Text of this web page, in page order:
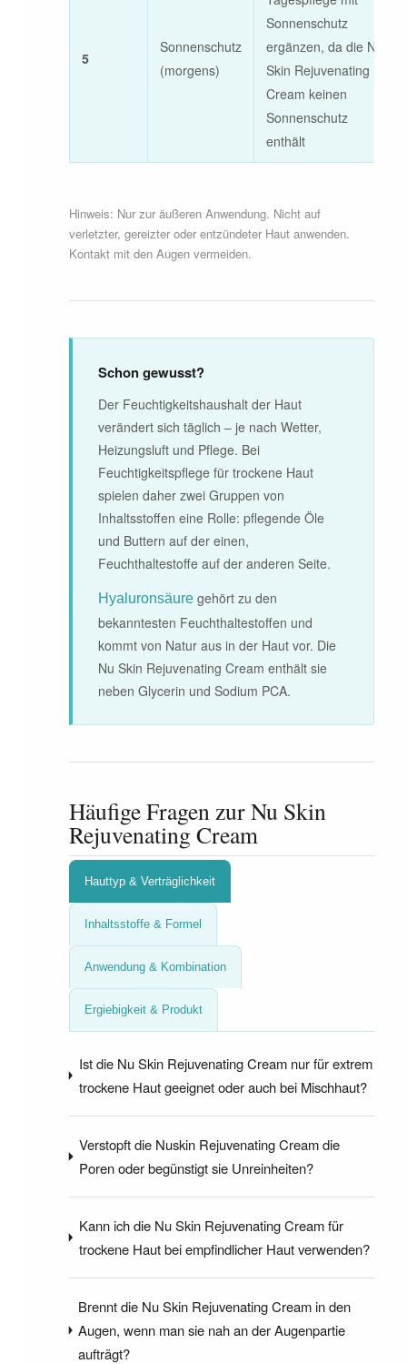
5
Sonnenschutz
(morgens)
Sonnenschutz
ergänzen, da die Nu
Skin Rejuvenating
Cream keinen
Sonnenschutz
enthält
Hinweis: Nur zur äußeren Anwendung. Nicht auf
verletzter, gereizter oder entzündeter Haut anwenden.
Kontakt mit den Augen vermeiden.
Schon gewusst?
Der Feuchtigkeitshaushalt der Haut
verändert sich täglich – je nach Wetter,
Heizungsluft und Pflege. Bei
Feuchtigkeitspflege für trockene Haut
spielen daher zwei Gruppen von
Inhaltsstoffen eine Rolle: pflegende Öle
und Buttern auf der einen,
Feuchthaltestoffe auf der anderen Seite.
Hyaluronsäuregehört zu den
bekanntesten Feuchthaltestoffen und
kommt von Natur aus in der Haut vor. Die
Nu Skin Rejuvenating Cream enthält sie
neben Glycerin und Sodium PCA.
Häufige Fragen zur Nu Skin
Rejuvenating Cream
Hauttyp & Verträglichkeit
Inhaltsstoffe & Formel
Anwendung & Kombination
Ergiebigkeit & Produkt
Ist die Nu Skin Rejuvenating Cream nur für extrem
trockene Haut geeignet oder auch bei Mischhaut?
Verstopft die Nuskin Rejuvenating Cream die
Poren oder begünstigt sie Unreinheiten?
Kann ich die Nu Skin Rejuvenating Cream für
trockene Haut bei empfindlicher Haut verwenden?
Brennt die Nu Skin Rejuvenating Cream in den
Augen, wenn man sie nah an der Augenpartie
aufträgt?